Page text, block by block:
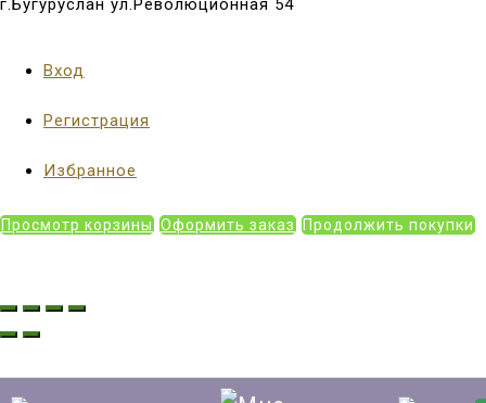
г.Бугуруслан ул.Революционная 54
Вход
Регистрация
Избранное
Просмотр корзины Оформить заказ Продолжить покупки